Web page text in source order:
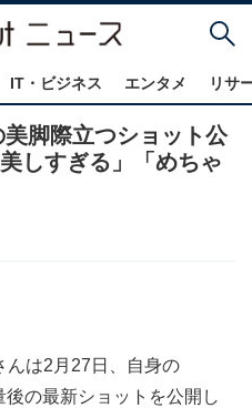
IT・ビジネス エンタメ リサ
脚際立つショット公
しすぎる」「めちゃ
んは2月27日、自身の
後の最新ショットを公開し